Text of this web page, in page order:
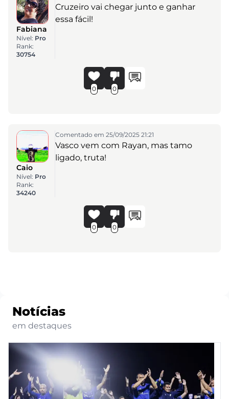
Fabiana
Nível: Pro
Rank:
30754
Cruzeiro vai chegar junto e ganhar
essa fácil!
0 0
Caio
Nível: Pro
Rank:
34240
Comentado em 25/09/2025 21:21
Vasco vem com Rayan, mas tamo
ligado, truta!
0 0
Notícias
em destaques